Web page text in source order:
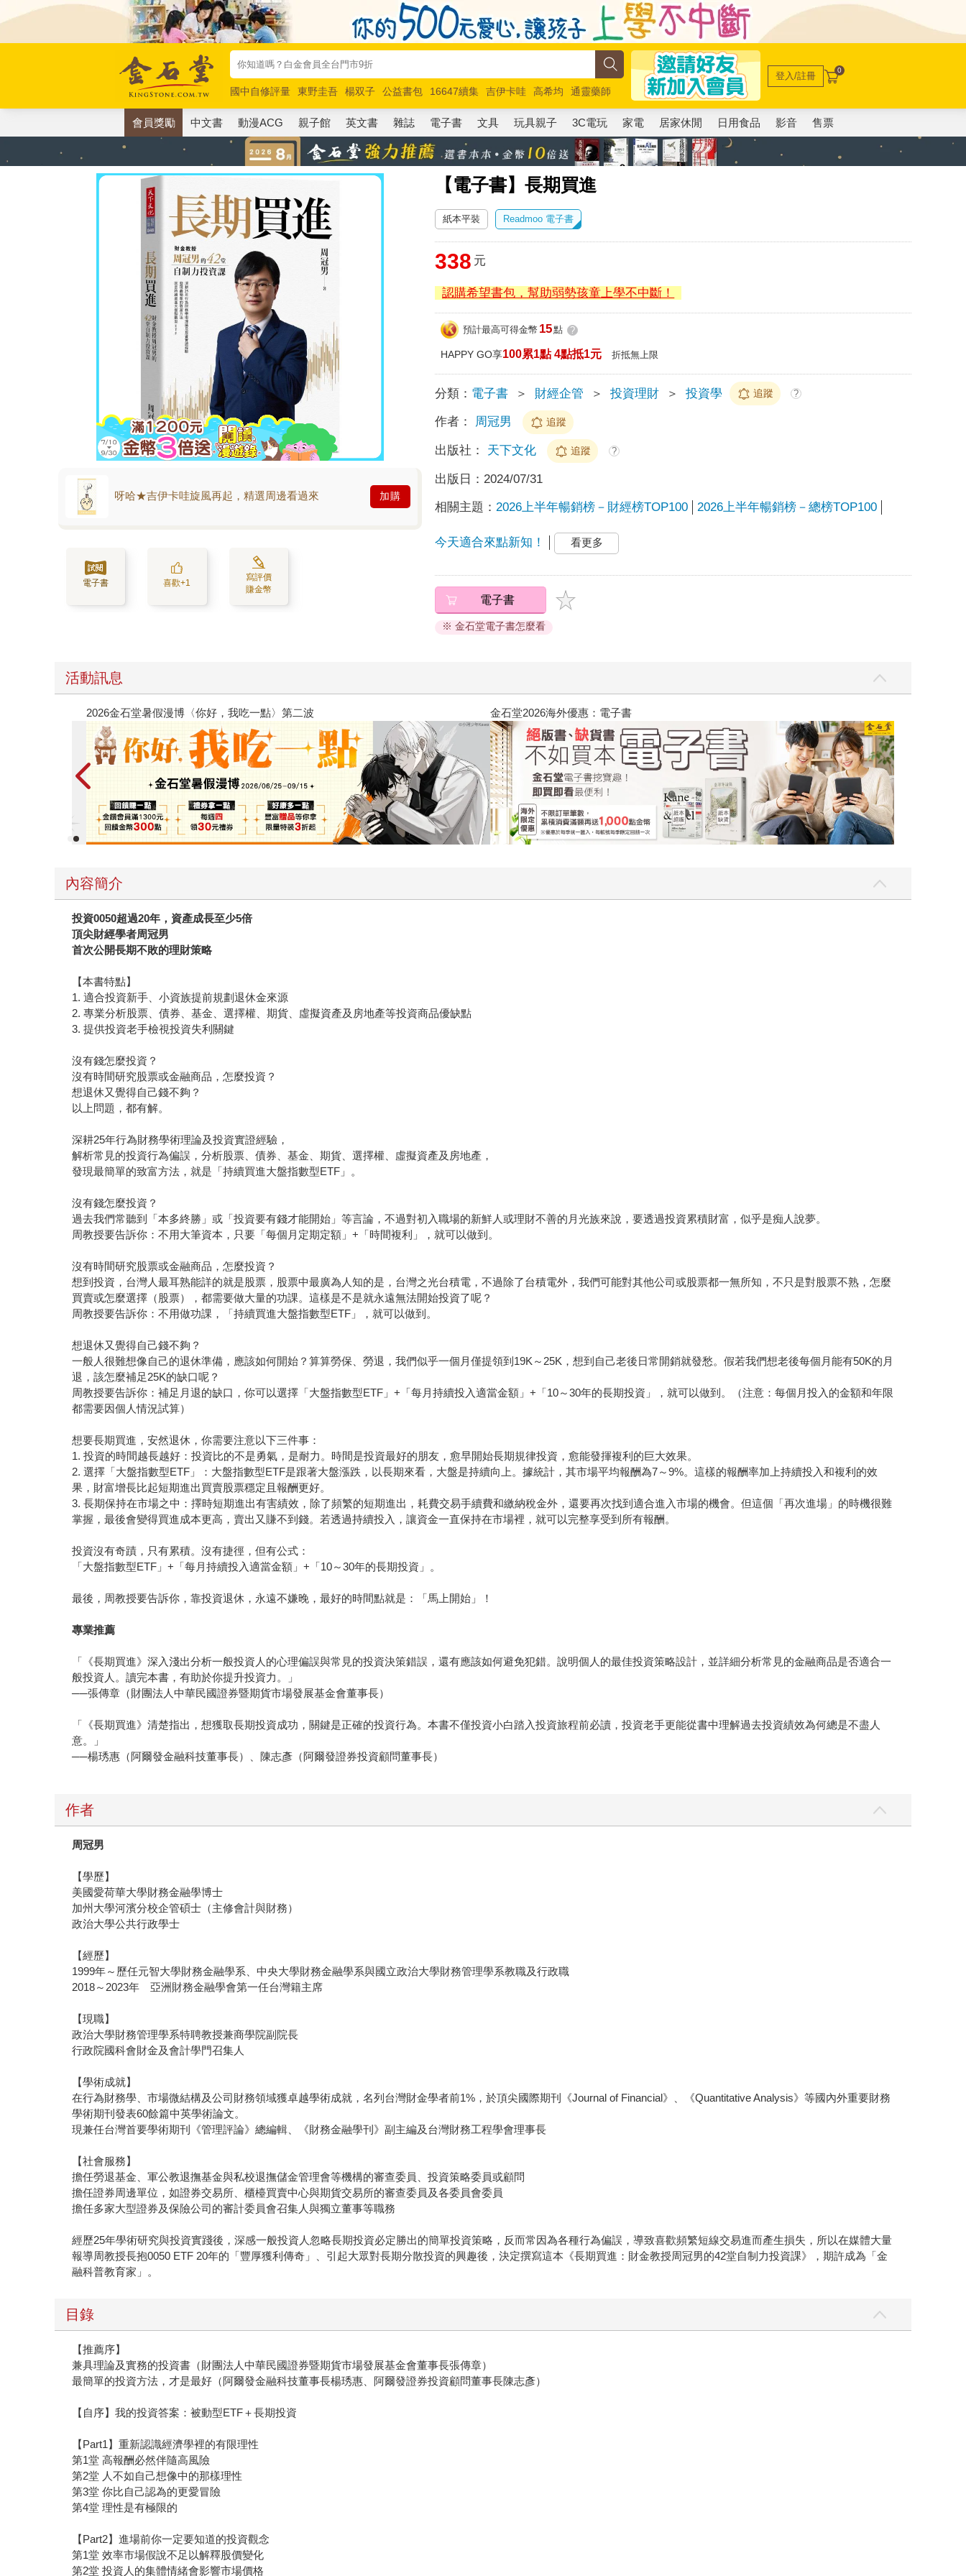
國中自修評量 東野圭吾 楊双子 公益書包 16647續集 吉伊卡哇 高希均
通靈藥師
唯紅花綻放
奧德賽 路邊攤新作 馬斯克 玩具總動員5 超慢跑
登入/註冊 0
會員獎勵 中文書 動漫ACG 親子館 英文書 雜誌 電子書 文具 玩具親子 3C電玩 家電 居家休閒 日用食品 影音 售票
【電子書】長期買進
呀哈★吉伊卡哇旋風再起，精選周邊看過來 加購
電子書 喜歡+1
寫評價
賺金幣
紙本平裝 Readmoo 電子書
338 元
認購希望書包，幫助弱勢孩童上學不中斷！
預計最高可得金幣 15點 ?
HAPPY GO享100累1點 4點抵1元 折抵無上限
分類： 電子書 ＞ 財經企管 ＞ 投資理財 ＞ 投資學 追蹤 ?
作者： 周冠男 追蹤
出版社： 天下文化 追蹤 ?
出版日： 2024/07/31
相關主題： 2026上半年暢銷榜－財經榜TOP100 2026上半年暢銷榜－總榜TOP100
今天適合來點新知！ 看更多
電子書
※ 金石堂電子書怎麼看
活動訊息
春光ｘ奇幻基地｜全書系展 2026金石堂暑假漫博〈你好，我吃一點〉第二波
內容簡介
投資0050超過20年，資產成長至少5倍
頂尖財經學者周冠男
首次公開長期不敗的理財策略
【本書特點】
1. 適合投資新手、小資族提前規劃退休金來源
2. 專業分析股票、債券、基金、選擇權、期貨、虛擬資產及房地產等投資商品優缺點
3. 提供投資老手檢視投資失利關鍵
沒有錢怎麼投資？
沒有時間研究股票或金融商品，怎麼投資？
想退休又覺得自己錢不夠？
以上問題，都有解。
深耕25年行為財務學術理論及投資實證經驗，
解析常見的投資行為偏誤，分析股票、債券、基金、期貨、選擇權、虛擬資產及房地產，
發現最簡單的致富方法，就是「持續買進大盤指數型ETF」。
沒有錢怎麼投資？
過去我們常聽到「本多終勝」或「投資要有錢才能開始」等言論，不過對初入職場的新鮮人或理財不善的月光族來說，要透過投資累積財富，似乎是痴人說夢。
周教授要告訴你：不用大筆資本，只要「每個月定期定額」+「時間複利」，就可以做到。
沒有時間研究股票或金融商品，怎麼投資？
想到投資，台灣人最耳熟能詳的就是股票，股票中最廣為人知的是，台灣之光台積電，不過除了台積電外，我們可能對其他公司或股票都一無所知，不只是對股票不熟，怎麼
買賣或怎麼選擇（股票），都需要做大量的功課。這樣是不是就永遠無法開始投資了呢？
周教授要告訴你：不用做功課，「持續買進大盤指數型ETF」，就可以做到。
想退休又覺得自己錢不夠？
一般人很難想像自己的退休準備，應該如何開始？算算勞保、勞退，我們似乎一個月僅提領到19K～25K，想到自己老後日常開銷就發愁。假若我們想老後每個月能有50K的月
退，該怎麼補足25K的缺口呢？
周教授要告訴你：補足月退的缺口，你可以選擇「大盤指數型ETF」+「每月持續投入適當金額」+「10～30年的長期投資」，就可以做到。（注意：每個月投入的金額和年限
都需要因個人情況試算）
想要長期買進，安然退休，你需要注意以下三件事：
1. 投資的時間越長越好：投資比的不是勇氣，是耐力。時間是投資最好的朋友，愈早開始長期規律投資，愈能發揮複利的巨大效果。
2. 選擇「大盤指數型ETF」：大盤指數型ETF是跟著大盤漲跌，以長期來看，大盤是持續向上。據統計，其市場平均報酬為7～9%。這樣的報酬率加上持續投入和複利的效
果，財富增長比起短期進出買賣股票穩定且報酬更好。
3. 長期保持在市場之中：擇時短期進出有害績效，除了頻繁的短期進出，耗費交易手續費和繳納稅金外，還要再次找到適合進入市場的機會。但這個「再次進場」的時機很難
掌握，最後會變得買進成本更高，賣出又賺不到錢。若透過持續投入，讓資金一直保持在市場裡，就可以完整享受到所有報酬。
投資沒有奇蹟，只有累積。沒有捷徑，但有公式：
「大盤指數型ETF」+「每月持續投入適當金額」+「10～30年的長期投資」。
最後，周教授要告訴你，靠投資退休，永遠不嫌晚，最好的時間點就是：「馬上開始」！
專業推薦
「《長期買進》深入淺出分析一般投資人的心理偏誤與常見的投資決策錯誤，還有應該如何避免犯錯。說明個人的最佳投資策略設計，並詳細分析常見的金融商品是否適合一
般投資人。讀完本書，有助於你提升投資力。」
──張傳章（財團法人中華民國證券暨期貨市場發展基金會董事長）
「《長期買進》清楚指出，想獲取長期投資成功，關鍵是正確的投資行為。本書不僅投資小白踏入投資旅程前必讀，投資老手更能從書中理解過去投資績效為何總是不盡人
意。」
──楊琇惠（阿爾發金融科技董事長）、陳志彥（阿爾發證券投資顧問董事長）
作者
周冠男
【學歷】
美國愛荷華大學財務金融學博士
加州大學河濱分校企管碩士（主修會計與財務）
政治大學公共行政學士
【經歷】
1999年～歷任元智大學財務金融學系、中央大學財務金融學系與國立政治大學財務管理學系教職及行政職
2018～2023年 亞洲財務金融學會第一任台灣籍主席
【現職】
政治大學財務管理學系特聘教授兼商學院副院長
行政院國科會財金及會計學門召集人
【學術成就】
在行為財務學、市場微結構及公司財務領域獲卓越學術成就，名列台灣財金學者前1%，於頂尖國際期刊《Journal of Financial》、《Quantitative Analysis》等國內外重要財務
學術期刊發表60餘篇中英學術論文。
現兼任台灣首要學術期刊《管理評論》總編輯、《財務金融學刊》副主編及台灣財務工程學會理事長
【社會服務】
擔任勞退基金、軍公教退撫基金與私校退撫儲金管理會等機構的審查委員、投資策略委員或顧問
擔任證券周邊單位，如證券交易所、櫃檯買賣中心與期貨交易所的審查委員及各委員會委員
擔任多家大型證券及保險公司的審計委員會召集人與獨立董事等職務
經歷25年學術研究與投資實踐後，深感一般投資人忽略長期投資必定勝出的簡單投資策略，反而常因為各種行為偏誤，導致喜歡頻繁短線交易進而產生損失，所以在媒體大量
報導周教授長抱0050 ETF 20年的「豐厚獲利傳奇」、引起大眾對長期分散投資的興趣後，決定撰寫這本《長期買進：財金教授周冠男的42堂自制力投資課》，期許成為「金
融科普教育家」。
目錄
【推薦序】
兼具理論及實務的投資書（財團法人中華民國證券暨期貨市場發展基金會董事長張傳章）
最簡單的投資方法，才是最好（阿爾發金融科技董事長楊琇惠、阿爾發證券投資顧問董事長陳志彥）
【自序】我的投資答案：被動型ETF＋長期投資
【Part1】重新認識經濟學裡的有限理性
第1堂 高報酬必然伴隨高風險
第2堂 人不如自己想像中的那樣理性
第3堂 你比自己認為的更愛冒險
第4堂 理性是有極限的
【Part2】進場前你一定要知道的投資觀念
第1堂 效率市場假說不足以解釋股價變化
第2堂 投資人的集體情緒會影響市場價格